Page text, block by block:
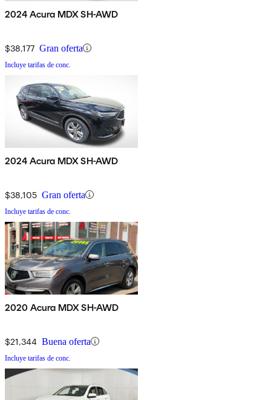
2024 Acura MDX SH-AWD
$38,177 Gran oferta
Incluye tarifas de conc.
2024 Acura MDX SH-AWD
$38,105 Gran oferta
Incluye tarifas de conc.
2020 Acura MDX SH-AWD
$21,344 Buena oferta
Incluye tarifas de conc.